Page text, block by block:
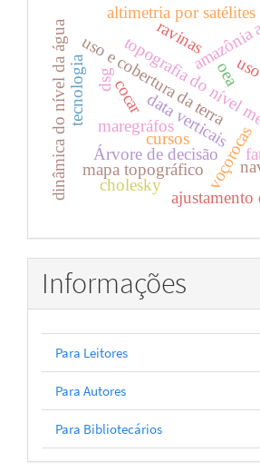
data verticais
topografia dovoçorocas
ravinas
Árvore de decisão
altimetria por satélites
mapa topográfico
uso e cobertura da terra
dinâmica do nível da água maregráfos
cocar
dsg
cholesky
ajustamento
tecnologia oea
cursos
Informações
Para Leitores
Para Autores
Para Bibliotecários